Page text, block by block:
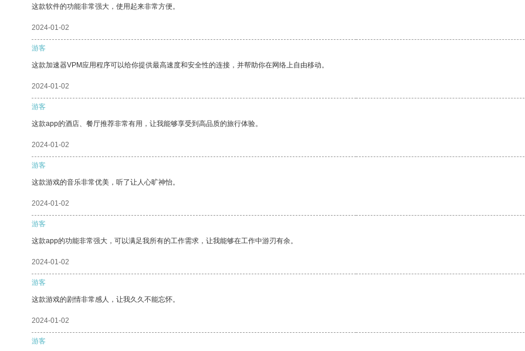
这款软件的功能非常强大，使用起来非常方便。
2024-01-02
游客
这款加速器VPM应用程序可以给你提供最高速度和安全性的连接，并帮助你在网络上自由移动。
2024-01-02
游客
这款app的酒店、餐厅推荐非常有用，让我能够享受到高品质的旅行体验。
2024-01-02
游客
这款游戏的音乐非常优美，听了让人心旷神怡。
2024-01-02
游客
这款app的功能非常强大，可以满足我所有的工作需求，让我能够在工作中游刃有余。
2024-01-02
游客
这款游戏的剧情非常感人，让我久久不能忘怀。
2024-01-02
游客